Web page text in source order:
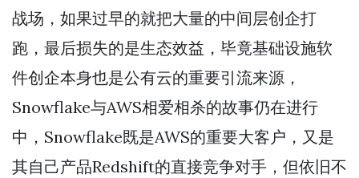
战场，如果过早的就把大量的中间层创企打
跑，最后损失的是生态效益，毕竟基础设施软
件创企本身也是公有云的重要引流来源，
Snowflake与AWS相爱相杀的故事仍在进行
中，Snowflake既是AWS的重要大客户，又是
其自己产品Redshift的直接竞争对手，但依旧不